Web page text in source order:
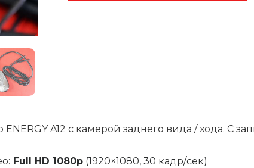
A12 с камерой заднего вида / хода. С
Full HD 1080p (1920×1080, 30 кадр/сек)